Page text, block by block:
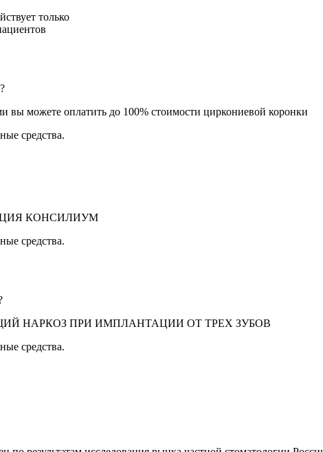
только
вы можете оплатить до 100% стоимости циркониевой коронки
средства.
КОНСИЛИУМ
средства.
НАРКОЗ ПРИ ИМПЛАНТАЦИИ ОТ ТРЕХ ЗУБОВ
средства.